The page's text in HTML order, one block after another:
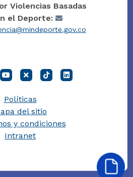
Violencias Basadas
el Deporte:
Políticas
del sitio
y condiciones
Intranet